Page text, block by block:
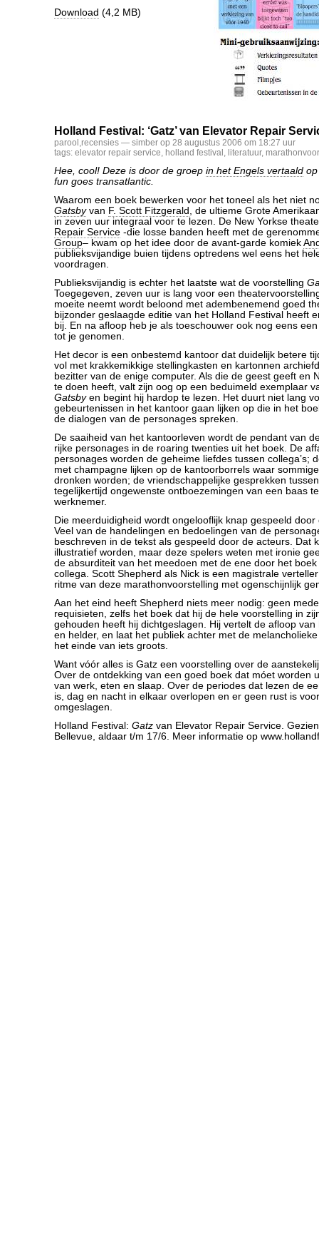
Download (4,2 MB)
Holland Festival: ‘Gatz’ van Elevator Repair
parool ,recensies — simber op 28 augustus 2006 om 18:27 uur
tags: elevator repair service, holland festival , literatuur,
Hee, cool! Deze is door de groep in het Engels vertaald
fun goes transatlantic.
Waarom een boek bewerken voor het toneel als het niet
Gatsbyvan F. Scott Fitzgerald , de ultieme Grote
in zeven uur integraal voor te lezen. De New Yorkse
Repair Service -die losse banden heeft met de
Group– kwam op het idee door de avant-garde komiek
publieksvijandige buien tijdens optredens wel eens het
voordragen.
Publieksvijandig is echter het laatste wat de voorstelling
Toegegeven, zeven uur is lang voor een
moeite neemt wordt beloond met adembenemend goed
bijzonder geslaagde editie van het Holland Festival heeft
bij. En na afloop heb je als toeschouwer ook nog eens
tot je genomen.
Het decor is een onbestemd kantoor dat duidelijk betere
vol met krakkemikkige stellingkasten en kartonnen
bezitter van de enige computer. Als die de geest geeft en
te doen heeft, valt zijn oog op een beduimeld exemplaar
Gatsbyen begint hij hardop te lezen. Het duurt niet lang
gebeurtenissen in het kantoor gaan lijken op die in het
de dialogen van de personages spreken.
De saaiheid van het kantoorleven wordt de pendant van
rijke personages in de roaring twenties uit het boek. De
personages worden de geheime liefdes tussen collega’s;
met champagne lijken op de kantoorborrels waar
dronken worden; de vriendschappelijke gesprekken
tegelijkertijd ongewenste ontboezemingen van een baas
werknemer.
Die meerduidigheid wordt ongelooflijk knap gespeeld
Veel van de handelingen en bedoelingen van de
beschreven in de tekst als gespeeld door de acteurs. Dat
illustratief worden, maar deze spelers weten met ironie
de absurditeit van het meedoen met de ene door het
collega. Scott Shepherd als Nick is een magistrale
ritme van deze marathonvoorstelling met ogenschijnlijk
Aan het eind heeft Shepherd niets meer nodig: geen
requisieten, zelfs het boek dat hij de hele voorstelling in
gehouden heeft hij dichtgeslagen. Hij vertelt de afloop
en helder, en laat het publiek achter met de
het einde van iets groots.
Want vóór alles is Gatz een voorstelling over de
Over de ontdekking van een goed boek dat móet worden
van werk, eten en slaap. Over de periodes dat lezen de
is, dag en nacht in elkaar overlopen en er geen rust is
omgeslagen.
Holland Festival: Gatz van Elevator Repair Service.
Bellevue, aldaar t/m 17/6. Meer informatie op